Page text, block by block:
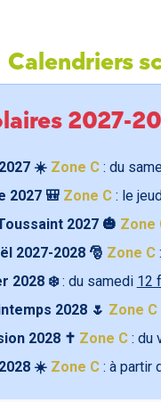
Calendriers
2027-
☀️ Zone C: du
2027 🎒 Zone C: le
2027 🎃 Zone
2027-2028 🎅 Zone C
2028 ❄️: du samedi 12
2028 🌷 Zone C
2028 ✝️ Zone C: du
☀️ Zone C: à partir